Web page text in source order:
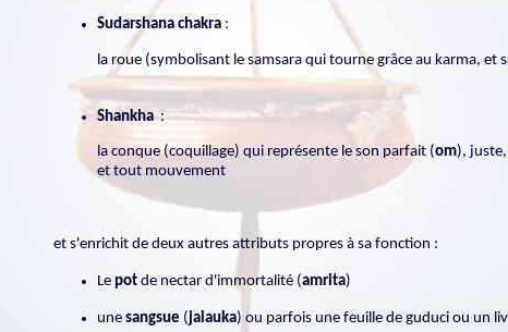
Sudarshana chakra :
la roue (symbolisant le samsara qui tourne grâce au karma, et
Shankha:
la conque (coquillage) qui représente le son parfait (om),
et tout mouvement
et s'enrichit de deux autres attributs propres à sa fonction :
Le pot de nectar d'immortalité (amrita)
une sangsue (jalauka) ou parfois une feuille de guduci ou un